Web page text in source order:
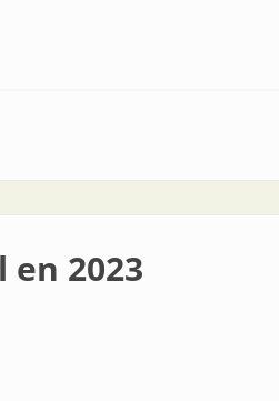
y capacitación
2023